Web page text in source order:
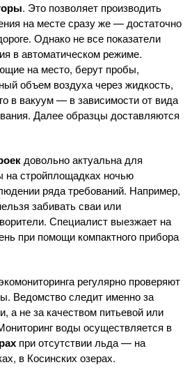
. Это позволяет производить
на месте сразу же — достаточно
Однако не все показатели
в автоматическом режиме.
на место, берут пробы,
объем воздуха через жидкость,
в вакуум — в зависимости от вида
Далее образцы доставляются
довольно актуальна для
на стройплощадках ночью
ряда требований. Например,
забивать сваи или
Специалист выезжает на
при помощи компактного прибора
регулярно проверяют
Ведомство следит именно за
а не за качеством питьевой или
воды осуществляется в
при отсутствии льда — на
в Косинских озерах.